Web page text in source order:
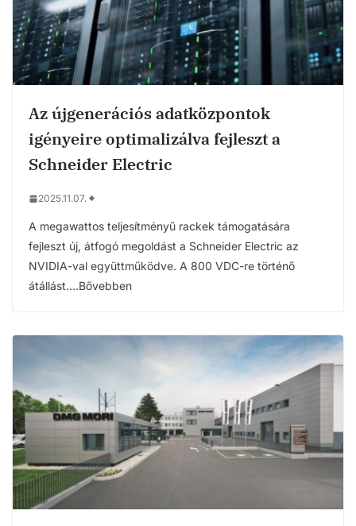
Az újgenerációs adatközpontok
igényeire optimalizálva fejleszt a
Schneider Electric
2025.11.07.
A megawattos teljesítményű rackek támogatására
fejleszt új, átfogó megoldást a Schneider Electric az
NVIDIA-val együttműködve. A 800 VDC-re történő
átállást….Bővebben